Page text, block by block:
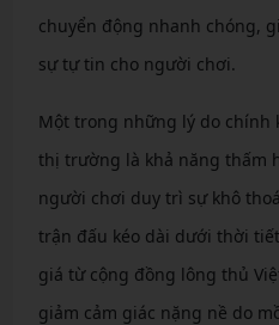
chuyển động nhanh chóng,
sự tự tin cho người chơi.
Một trong những lý do chính
thị trường là khả năng thấm
người chơi duy trì sự khô
trận đấu kéo dài dưới thời
giá từ cộng đồng lông thủ
giảm cảm giác nặng nề do